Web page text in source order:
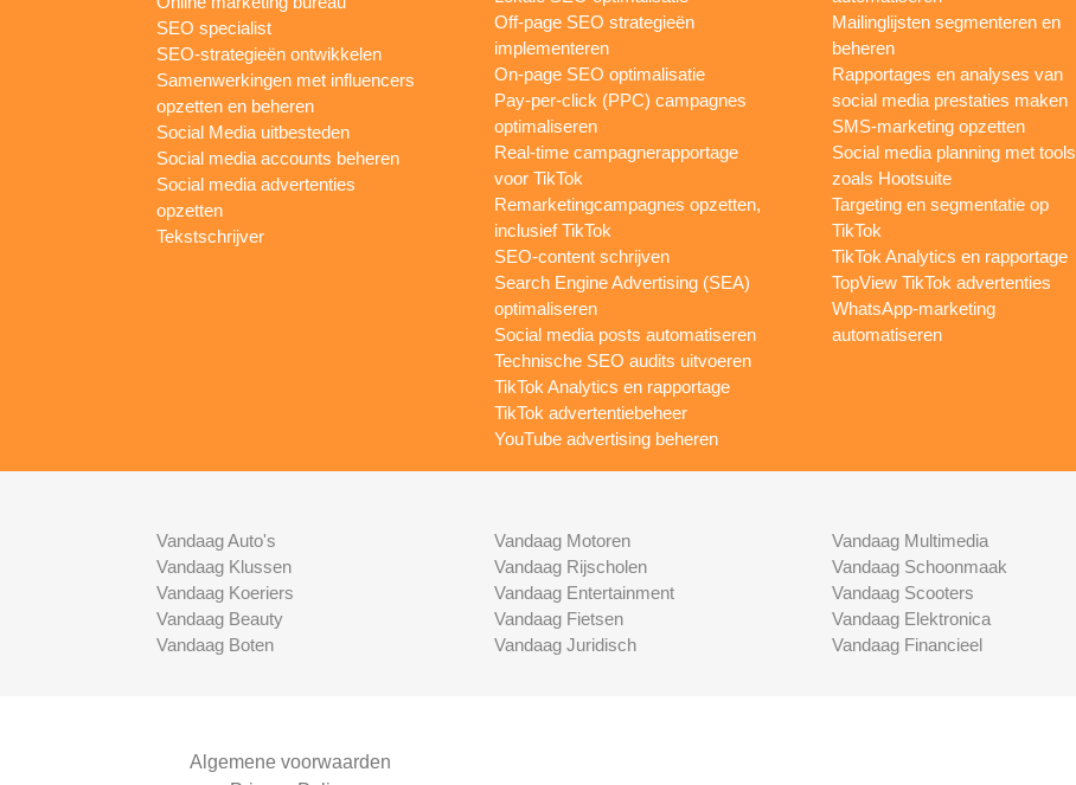
SEO specialist
SEO-strategieën ontwikkelen
Samenwerkingen met influencers
opzetten en beheren
Social Media uitbesteden
Social media accounts beheren
Social media advertenties
opzetten
Tekstschrijver
Off-page SEO strategieën
implementeren
On-page SEO optimalisatie
Pay-per-click (PPC) campagnes
optimaliseren
Real-time campagnerapportage
voor TikTok
Remarketingcampagnes opzetten,
inclusief TikTok
SEO-content schrijven
Search Engine Advertising (SEA)
optimaliseren
Social media posts automatiseren
Technische SEO audits uitvoeren
TikTok Analytics en rapportage
TikTok advertentiebeheer
YouTube advertising beheren
Mailinglijsten segmenteren en
beheren
Rapportages en analyses van
social media prestaties maken
SMS-marketing opzetten
Social media planning met tools
zoals Hootsuite
Targeting en segmentatie op
TikTok
TikTok Analytics en rapportage
TopView TikTok advertenties
WhatsApp-marketing
automatiseren
Vandaag Auto's
Vandaag Klussen
Vandaag Koeriers
Vandaag Beauty
Vandaag Boten
Vandaag Motoren
Vandaag Rijscholen
Vandaag Entertainment
Vandaag Fietsen
Vandaag Juridisch
Vandaag Multimedia
Vandaag Schoonmaak
Vandaag Scooters
Vandaag Elektronica
Vandaag Financieel
Algemene voorwaarden